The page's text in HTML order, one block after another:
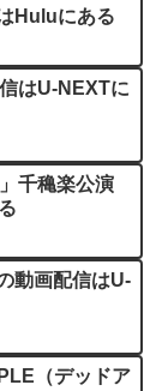
Huluにある
はU-NEXTに
千穐楽公演
動画配信はU-
（デッドア